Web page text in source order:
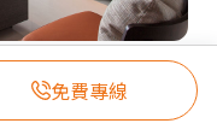
免費專線